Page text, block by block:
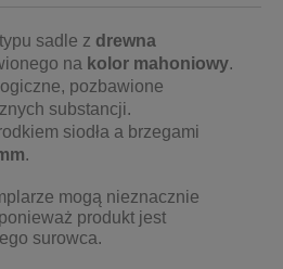
sadle z drewna
na kolor mahoniowy.
pozbawione
substancji.
siodła a brzegami
.
mogą nieznacznie
produkt jest
surowca.